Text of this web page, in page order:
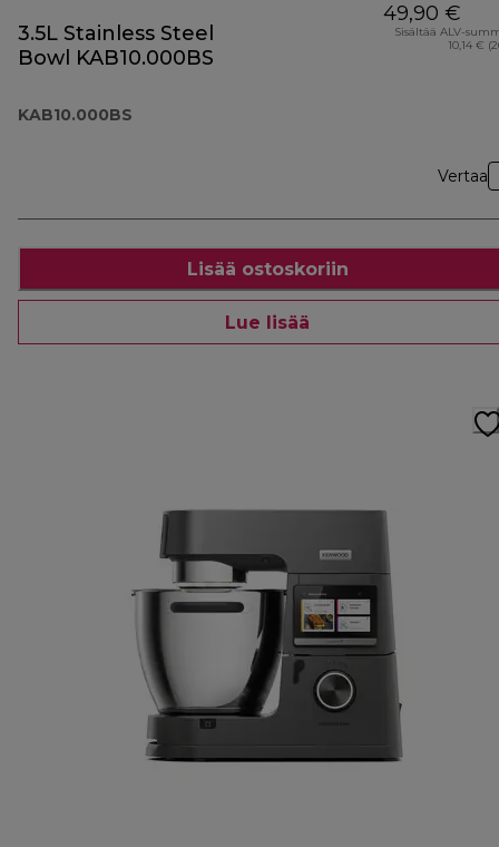
3.5L Stainless Steel
Bowl KAB10.000BS
KAB10.000BS
49,90 €
Sisältää ALV-
10,14 €
Vertaa
Lisää ostoskoriin
Lue lisää